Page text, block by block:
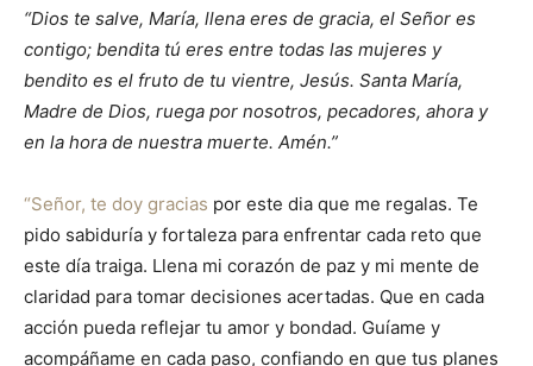
“Dios te salve, María, llena eres de gracia, el Señor es
contigo; bendita tú eres entre todas las mujeres y
bendito es el fruto de tu vientre, Jesús. Santa María,
Madre de Dios, ruega por nosotros, pecadores, ahora y
en la hora de nuestra muerte. Amén.”
“Señor, te doy gracias por este dia que me regalas. Te
pido sabiduría y fortaleza para enfrentar cada reto que
este día traiga. Llena mi corazón de paz y mi mente de
claridad para tomar decisiones acertadas. Que en cada
acción pueda reflejar tu amor y bondad. Guíame y
acompáñame en cada paso, confiando en que tus planes